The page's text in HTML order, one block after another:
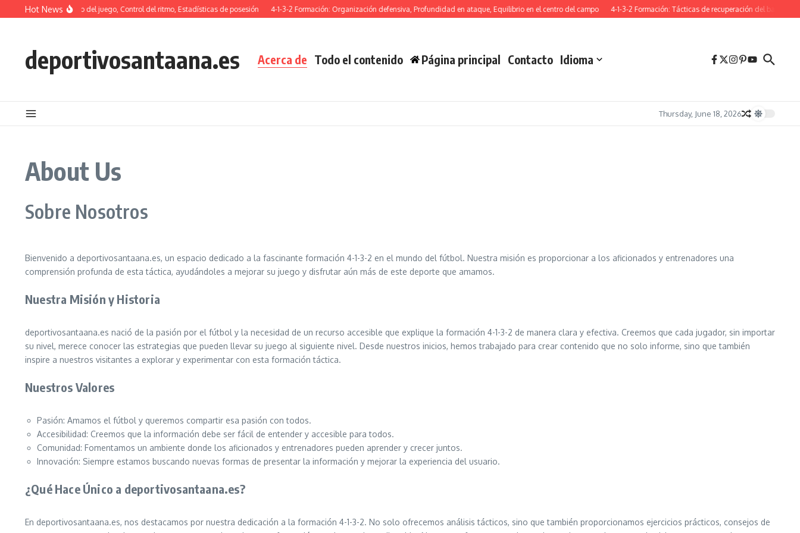
Skip to content
Hot News
Análisis táctico: Tempo del juego, Control del ritmo, Estadísticas de posesión 4-1-3-2 Formación: Organización defensiva, Profundidad en ataque, Equilibrio en el centro del campo 4-1-3-2 Formación: Tácticas de recuperación del balón,
deportivosantaana.es Acerca de Todo el contenido Página principal Contacto Idioma
Thursday, June 18, 2026
About Us
Sobre Nosotros
Bienvenido a deportivosantaana.es, un espacio dedicado a la fascinante formación 4-1-3-2 en el mundo del fútbol. Nuestra misión es proporcionar a los aficionados y entrenadores una
comprensión profunda de esta táctica, ayudándoles a mejorar su juego y disfrutar aún más de este deporte que amamos.
Nuestra Misión y Historia
deportivosantaana.es nació de la pasión por el fútbol y la necesidad de un recurso accesible que explique la formación 4-1-3-2 de manera clara y efectiva. Creemos que cada jugador, sin importar
su nivel, merece conocer las estrategias que pueden llevar su juego al siguiente nivel. Desde nuestros inicios, hemos trabajado para crear contenido que no solo informe, sino que también
inspire a nuestros visitantes a explorar y experimentar con esta formación táctica.
Nuestros Valores
Pasión: Amamos el fútbol y queremos compartir esa pasión con todos.
Accesibilidad: Creemos que la información debe ser fácil de entender y accesible para todos.
Comunidad: Fomentamos un ambiente donde los aficionados y entrenadores pueden aprender y crecer juntos.
Innovación: Siempre estamos buscando nuevas formas de presentar la información y mejorar la experiencia del usuario.
¿Qué Hace Único a deportivosantaana.es?
En deportivosantaana.es, nos destacamos por nuestra dedicación a la formación 4-1-3-2. No solo ofrecemos análisis tácticos, sino que también proporcionamos ejercicios prácticos, consejos de